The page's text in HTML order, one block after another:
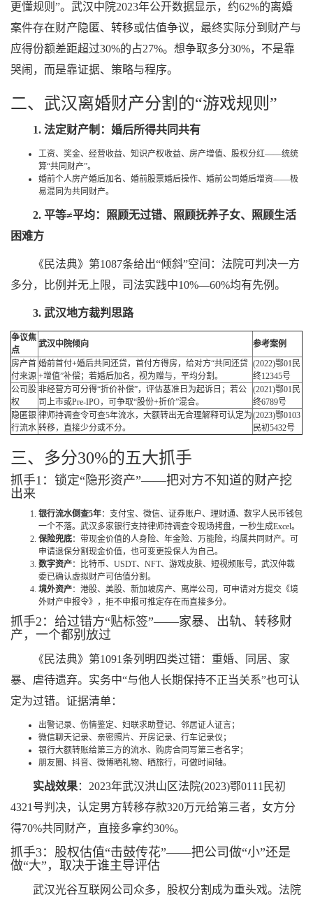
更懂规则”。武汉中院2023年公开数据显示，约62%的离婚
案件存在财产隐匿、转移或估值争议，最终实际分到财产与
应得份额差距超过30%的占27%。想争取多分30%，不是靠
哭闹，而是靠证据、策略与程序。
二、武汉离婚财产分割的“游戏规则”
1. 法定财产制：婚后所得共同共有
工资、奖金、经营收益、知识产权收益、房产增值、股权分红——统统
算“共同财产”。
婚前个人房产婚后加名、婚前股票婚后操作、婚前公司婚后增资——极
易混同为共同财产。
2. 平等≠平均：照顾无过错、照顾抚养子女、照顾生活
困难方
《民法典》第1087条给出“倾斜”空间：法院可判决一方
多分，比例并无上限，司法实践中10%—60%均有先例。
3. 武汉地方裁判思路
争议焦
点
武汉中院倾向
参考案例
房产首
付来源
婚前首付+婚后共同还贷，首付方得房，给对方“共同还贷
+增值”补偿；若婚后加名，视为赠与，平均分割。
(2022)鄂01民
终12345号
公司股
权
非经营方可分得“折价补偿”，评估基准日为起诉日；若公
司上市或Pre-IPO，可争取“股份+折价”混合。
(2021)鄂01民
终6789号
隐匿银
行流水
律师持调查令可查5年流水，大额转出无合理解释可认定为
转移，直接少分或不分。
(2023)鄂0103
民初5432号
三、多分30%的五大抓手
抓手1：锁定“隐形资产”——把对方不知道的财产挖
出来
银行流水倒查5年：支付宝、微信、证券账户、理财通、数字人民币钱包
一个不落。武汉多家银行支持律师持调查令现场拷盘，一秒生成Excel。
保险兜底：带现金价值的人身险、年金险、万能险，均属共同财产。可
申请退保分割现金价值，也可变更投保人为自己。
数字资产：比特币、USDT、NFT、游戏皮肤、短视频账号，武汉仲裁
委已确认虚拟财产可估值分割。
境外资产：港股、美股、新加坡房产、离岸公司，可申请对方提交《境
外财产申报令》，拒不申报可推定存在而直接多分。
抓手2：给过错方“贴标签”——家暴、出轨、转移财
产，一个都别放过
《民法典》第1091条列明四类过错：重婚、同居、家
暴、虐待遗弃。实务中“与他人长期保持不正当关系”也可认
定为过错。证据清单：
出警记录、伤情鉴定、妇联求助登记、邻居证人证言；
微信聊天记录、亲密照片、开房记录、行车记录仪；
银行大额转账给第三方的流水、购房合同写第三者名字；
朋友圈、抖音、微博晒礼物、晒旅行，可做时间轴。
实战效果：2023年武汉洪山区法院(2023)鄂0111民初
4321号判决，认定男方转移存款320万元给第三者，女方分
得70%共同财产，直接多拿约30%。
抓手3：股权估值“击鼓传花”——把公司做“小”还是
做“大”，取决于谁主导评估
武汉光谷互联网公司众多，股权分割成为重头戏。法院